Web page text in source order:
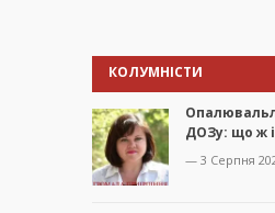
КОЛУМНІСТИ
ДОЗу: що ж
— 3 Серпня